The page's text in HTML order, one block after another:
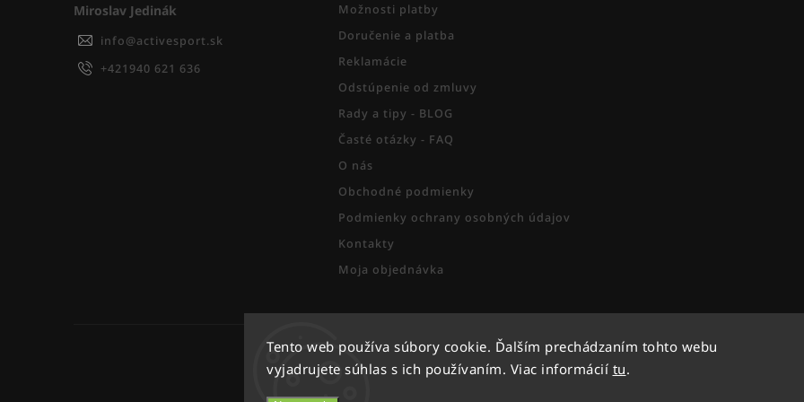
Tento web používa súbory cookie. Ďalším prechádzaním tohto webu
vyjadrujete súhlas s ich používaním. Viac informácií tu.
Miroslav Jedinák
info@activesport.sk
+421940 621 636
Možnosti platby
Doručenie a platba
Reklamácie
Odstúpenie od zmluvy
Rady a tipy - BLOG
Časté otázky - FAQ
O nás
Obchodné podmienky
Podmienky ochrany osobných údajov
Kontakty
Moja objednávka
Copyright 2026 Activesport . Všetky práva vyhradené.